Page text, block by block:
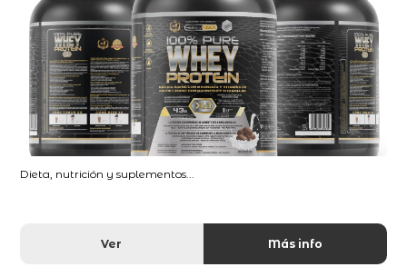
Dieta, nutrición y suplementos...
Ver Más info